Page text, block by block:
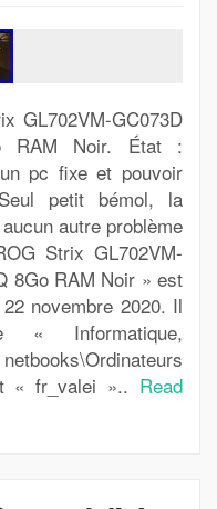
GL702VM-GC073D
RAM Noir. État :
pc fixe et pouvoir
petit bémol, la
autre problème
Strix GL702VM-
8Go RAM Noir » est
novembre 2020. Il
Informatique,
« fr_valei ».. Read